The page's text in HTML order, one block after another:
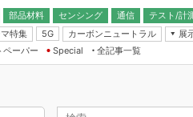
部品材料 センシング
通信
テスト/計
特集
5G カーボンニュートラル
展
IoT・エッジコンピューティング
EXPO
ペーパー
Special
全記事一覧